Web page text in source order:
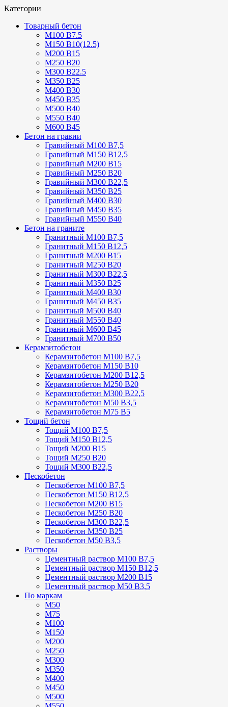
Категории
Товарный бетон
М100 В7.5
М150 В10(12.5)
М200 В15
М250 В20
М300 В22.5
М350 В25
М400 В30
М450 В35
М500 В40
М550 В40
М600 В45
Бетон на гравии
Гравийный М100 В7,5
Гравийный М150 В12,5
Гравийный М200 В15
Гравийный М250 В20
Гравийный М300 В22,5
Гравийный М350 В25
Гравийный М400 В30
Гравийный М450 В35
Гравийный М550 В40
Бетон на граните
Гранитный М100 В7,5
Гранитный М150 В12,5
Гранитный М200 В15
Гранитный М250 В20
Гранитный М300 В22,5
Гранитный М350 В25
Гранитный М400 В30
Гранитный М450 В35
Гранитный М500 В40
Гранитный М550 В40
Гранитный М600 В45
Гранитный М700 В50
Керамзитобетон
Керамзитобетон М100 В7,5
Керамзитобетон М150 В10
Керамзитобетон М200 В12,5
Керамзитобетон М250 В20
Керамзитобетон М300 В22,5
Керамзитобетон М50 В3,5
Керамзитобетон М75 В5
Тощий бетон
Тощий М100 В7,5
Тощий М150 В12,5
Тощий М200 В15
Тощий М250 В20
Тощий М300 В22,5
Пескобетон
Пескобетон М100 В7,5
Пескобетон М150 В12,5
Пескобетон М200 В15
Пескобетон М250 В20
Пескобетон М300 В22,5
Пескобетон М350 В25
Пескобетон М50 В3,5
Растворы
Цементный раствор М100 В7,5
Цементный раствор М150 В12,5
Цементный раствор М200 В15
Цементный раствор М50 В3,5
По маркам
М50
М75
М100
М150
М200
М250
М300
М350
М400
М450
М500